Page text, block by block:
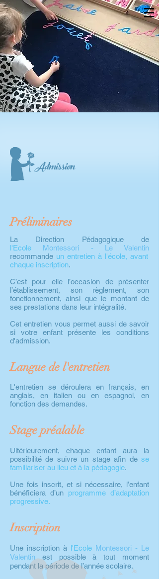
Admission
Préliminaires
La Direction Pédagogique de
l'Ecole Montessori - Le Valentin
recommande un entretien à l'école, avant
chaque inscription.
C’est pour elle l’occasion de présenter
l’établissement, son règlement, son
fonctionnement, ainsi que le montant de
ses prestations dans leur intégralité.
Cet entretien vous permet aussi de savoir
si votre enfant présente les conditions
d'admission.
Langue de l'entretien
L'entretien se déroulera en français, en
anglais, en italien ou en espagnol, en
fonction des demandes.
Stage préalable
Ultérieurement, chaque enfant aura la
possibilité de suivre un stage afin de se
familiariser au lieu et à la pédagogie.
Une fois inscrit, et si nécessaire, l’enfant
bénéficiera d’un programme d’adaptation
progressive.
Inscription
Une inscription à l'Ecole Montessori - Le
Valentinest possible à tout moment
pendant la période de l’année scolaire.